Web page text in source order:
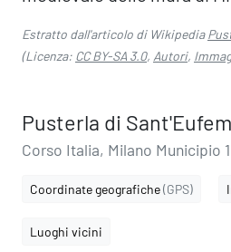
Estratto dall'articolo di Wikipedia
(Licenza: CC BY-SA 3.0, Autori,
Pusterla di
Corso Italia, Milano Municipio 1
Coordinate geografiche(GPS)
Luoghi vicini